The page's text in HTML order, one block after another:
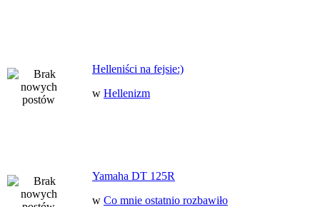
Helleniści na fejsie:)
w Hellenizm
Yamaha DT 125R
w Co mnie ostatnio rozbawiło